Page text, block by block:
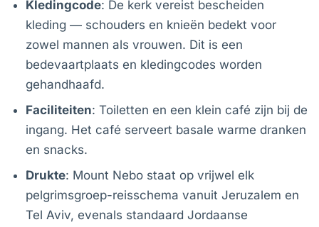
Kledingcode: De kerk vereist bescheiden
kleding — schouders en knieën bedekt voor
zowel mannen als vrouwen. Dit is een
bedevaartplaats en kledingcodes worden
gehandhaafd.
Faciliteiten: Toiletten en een klein café zijn bij de
ingang. Het café serveert basale warme dranken
en snacks.
Drukte: Mount Nebo staat op vrijwel elk
pelgrimsgroep-reisschema vanuit Jeruzalem en
Tel Aviv, evenals standaard Jordaanse